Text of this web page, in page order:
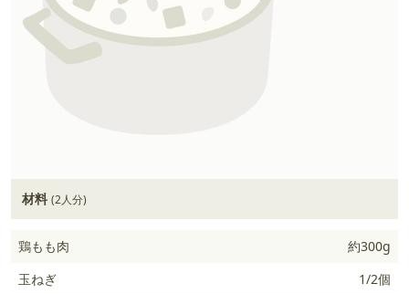
材料 (2人分)
鶏もも肉
約300g
玉ねぎ
1/2個